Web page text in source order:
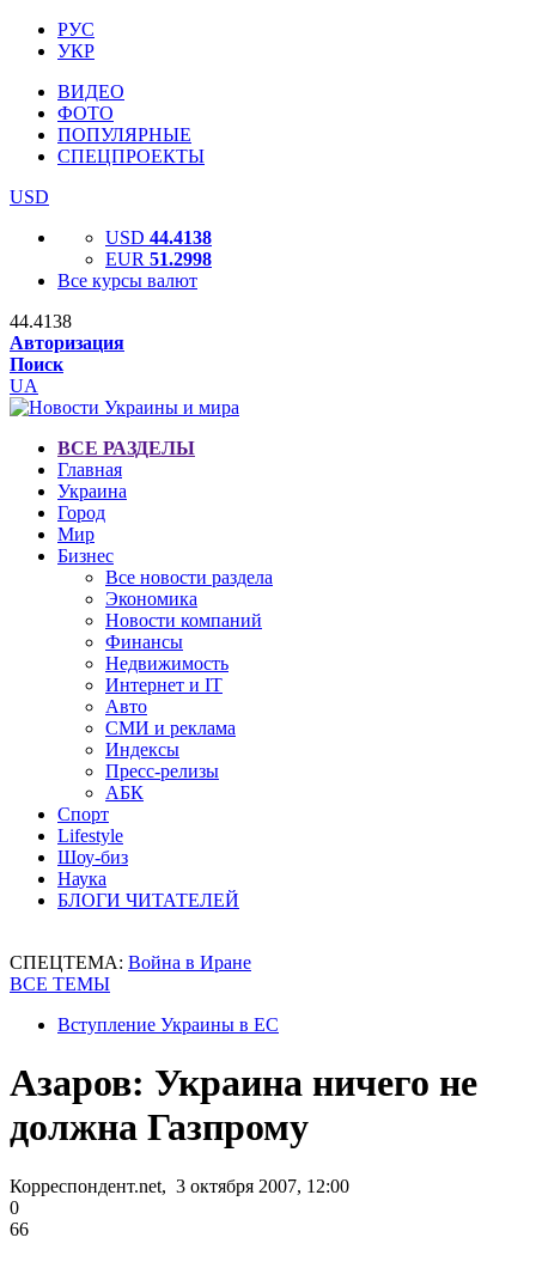
РУС
УКР
ВИДЕО
ФОТО
ПОПУЛЯРНЫЕ
СПЕЦПРОЕКТЫ
USD
USD 44.4138
EUR 51.2998
Все курсы валют
44.4138
Авторизация
Поиск
UA
ВСЕ РАЗДЕЛЫ
Главная
Украина
Город
Мир
Бизнес
Все новости раздела
Экономика
Новости компаний
Финансы
Недвижимость
Интернет и IT
Авто
СМИ и реклама
Индексы
Пресс-релизы
АБК
Спорт
Lifestyle
Шоу-биз
Наука
БЛОГИ ЧИТАТЕЛЕЙ
СПЕЦТЕМА: Война в Иране
ВСЕ ТЕМЫ
Вступление Украины в ЕС
Азаров: Украина ничего не
должна Газпрому
Корреспондент.net, 3 октября 2007, 12:00
0
66